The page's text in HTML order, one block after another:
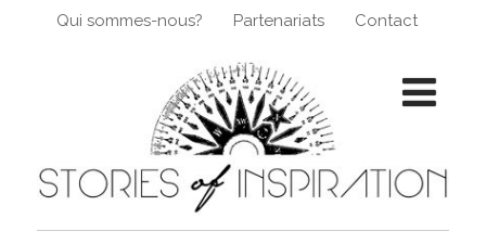
Qui sommes-nous? Partenariats Contact